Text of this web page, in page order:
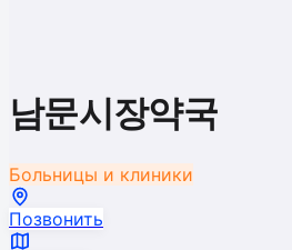
남문시장약국
Больницы и клиники
Позвонить